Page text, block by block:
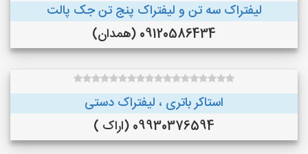
لیفتراک سه تن و لیفتراک پنج تن جک پالت
09120586434 (همدان)
استاکر باتری ، لیفتراک دستی
09930376594 (اراک )